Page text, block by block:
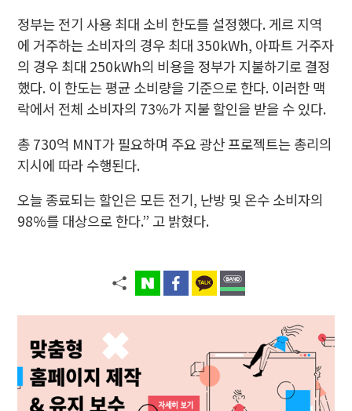
정부는 전기 사용 최대 소비 한도를 설정했다. 게르 지역
에 거주하는 소비자의 경우 최대 350kWh, 아파트 거주자
의 경우 최대 250kWh의 비용을 정부가 지불하기로 결정
했다. 이 한도는 평균 소비량을 기준으로 한다. 이러한 맥
락에서 전체 소비자의 73%가 지불 할인을 받을 수 있다.
총 730억 MNT가 필요하며 주요 광산 프로젝트는 총리의
지시에 따라 수행된다.
오늘 종료되는 할인은 모든 전기, 난방 및 온수 소비자의
98%를 대상으로 한다.” 고 밝혔다.